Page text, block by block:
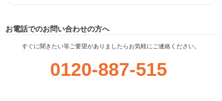
お電話でのお問い合わせの方へ
すぐに聞きたい等ご要望がありましたらお気軽にご連絡ください。
0120-887-515